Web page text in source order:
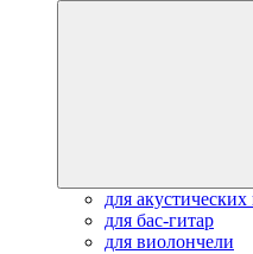
для акустических
для бас-гитар
для виолончели